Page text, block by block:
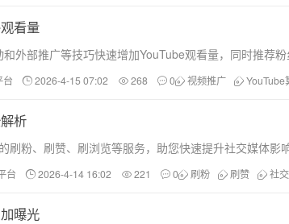
看量
外部推广等技巧快速增加YouTube观看量，同时推荐粉
台 2026-4-15 07:02 268 0 视频推广 YouTube
析
粉、刷赞、刷浏览等服务，助您快速提升社交媒体影
台 2026-4-14 16:02 221 0 刷粉 刷赞 社
曝光